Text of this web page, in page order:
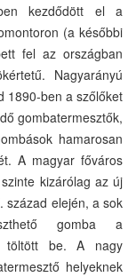
kezdődött el a
(a későbbi
fel az országban
Nagyarányú
1890-ben a szőlőket
gombatermesztők,
hamarosan
A magyar főváros
kizárólag az új
század elején, a sok
gomba a
töltött be. A nagy
helyeknek